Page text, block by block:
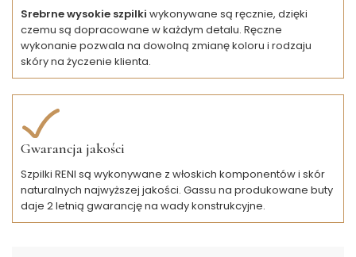
Srebrne wysokie szpilki wykonywane są ręcznie, dzięki
czemu są dopracowane w każdym detalu. Ręczne
wykonanie pozwala na dowolną zmianę koloru i rodzaju
skóry na życzenie klienta.
Gwarancja jakości
Szpilki RENI są wykonywane z włoskich komponentów i skór
naturalnych najwyższej jakości. Gassu na produkowane buty
daje 2 letnią gwarancję na wady konstrukcyjne.